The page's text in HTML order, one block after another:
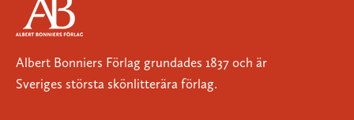
Albert Bonniers Förlag grundades 1837 och är
Sveriges största skönlitterära förlag.